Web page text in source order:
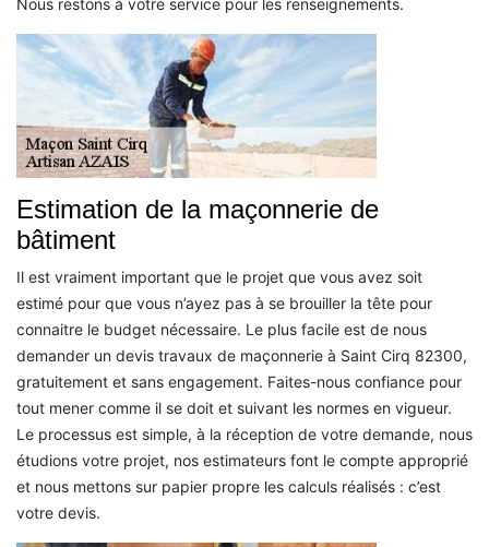
Nous restons à votre service pour les renseignements.
Estimation de la maçonnerie de
bâtiment
Il est vraiment important que le projet que vous avez soit
estimé pour que vous n’ayez pas à se brouiller la tête pour
connaitre le budget nécessaire. Le plus facile est de nous
demander un devis travaux de maçonnerie à Saint Cirq 82300,
gratuitement et sans engagement. Faites-nous confiance pour
tout mener comme il se doit et suivant les normes en vigueur.
Le processus est simple, à la réception de votre demande, nous
étudions votre projet, nos estimateurs font le compte approprié
et nous mettons sur papier propre les calculs réalisés : c’est
votre devis.